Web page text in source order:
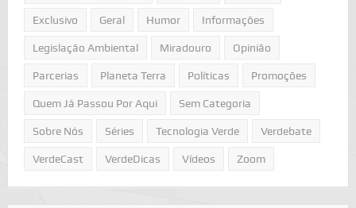
Exclusivo Geral Humor Informações
Legislação Ambiental Miradouro Opinião
Parcerias Planeta Terra Políticas Promoções
Quem Já Passou Por Aqui Sem Categoria
Sobre Nós Séries Tecnologia Verde Verdebate
VerdeCast VerdeDicas Vídeos Zoom